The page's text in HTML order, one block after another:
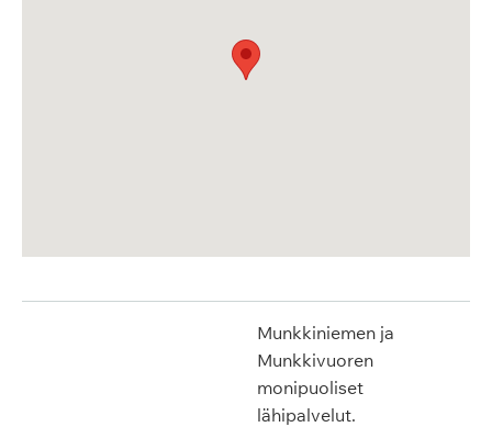
Munkkiniemen ja
Munkkivuoren
monipuoliset
lähipalvelut.